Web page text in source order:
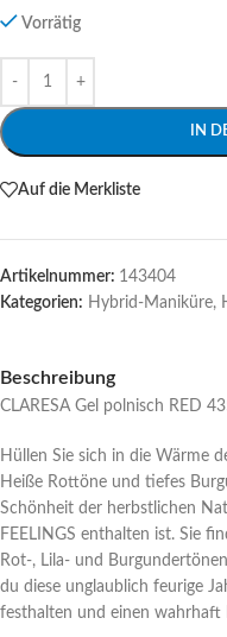
Vorrätig
IN
Alternative:
Auf die Merkliste
Artikelnummer: 143404
Kategorien: Hybrid-Maniküre,
Beschreibung
CLARESA Gel polnisch RED
Hüllen Sie sich in die Wärme
Heiße Rottöne und tiefes
Schönheit der herbstlichen
FEELINGS enthalten ist. Sie
Rot-, Lila- und
du diese unglaublich feurige
festhalten und einen wahrhaft